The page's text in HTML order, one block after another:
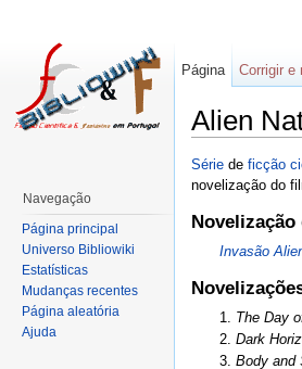
Alien
Série de ficção
novelização do
Invasão
1. The Day
2. Dark
3. Body and
Página Corrigir e
Navegação
Página principal
Universo Bibliowiki
Estatísticas
Mudanças recentes
Página aleatória
Ajuda